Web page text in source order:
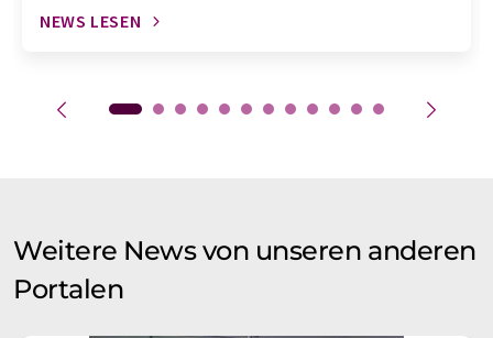
NEWS LESEN
Weitere News von unseren anderen
Portalen